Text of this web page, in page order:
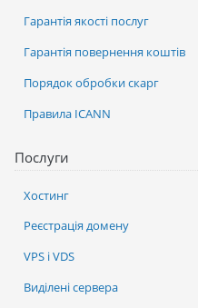
Послуги
Хостинг
Реєстрація домену
VPS і VDS
Виділені сервера
Гарантія якості послуг
Гарантія повернення коштів
Порядок обробки скарг
Правила ICANN